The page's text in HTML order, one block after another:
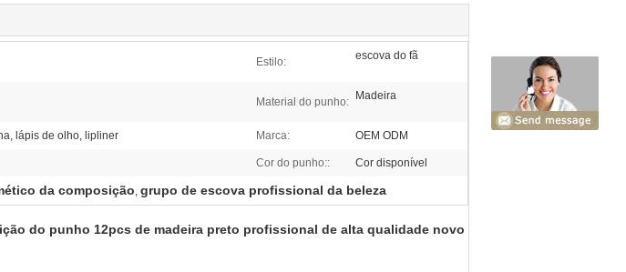
Estilo: escova do fã
Material do punho: Madeira
lápis de olho, lipliner Marca: OEM ODM
Cor do punho:: Cor disponível
da composição, grupo de escova profissional da beleza
do punho 12pcs de madeira preto profissional de alta qualidade novo